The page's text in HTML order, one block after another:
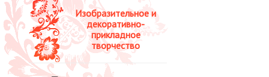
Изобразительное и
декоративно-
прикладное
творчество